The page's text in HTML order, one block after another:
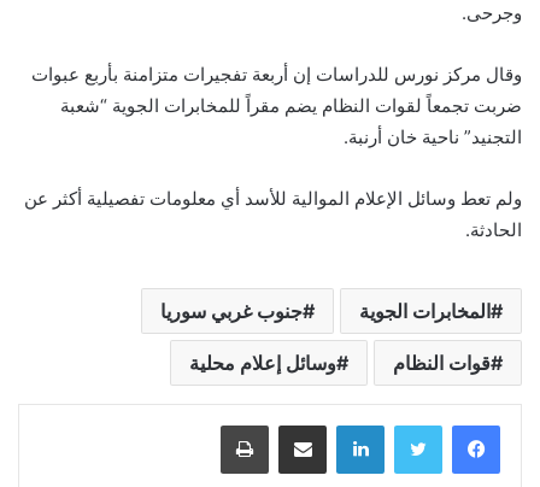
وجرحى.
وقال مركز نورس للدراسات إن أربعة تفجيرات متزامنة بأربع عبوات
ضربت تجمعاً لقوات النظام يضم مقراً للمخابرات الجوية “شعبة
التجنيد” ناحية خان أرنبة.
ولم تعط وسائل الإعلام الموالية للأسد أي معلومات تفصيلية أكثر عن
الحادثة.
المخابرات الجوية جنوب غربي سوريا
قوات النظام وسائل إعلام محلية
لينكدإن